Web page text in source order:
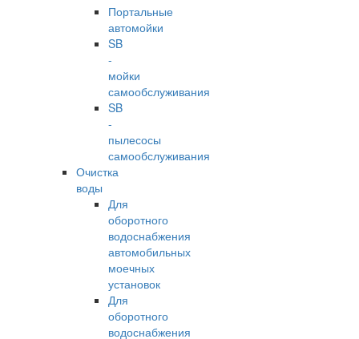
Портальные
автомойки
SB
-
мойки
самообслуживания
SB
-
пылесосы
самообслуживания
Очистка
воды
Для
оборотного
водоснабжения
автомобильных
моечных
установок
Для
оборотного
водоснабжения